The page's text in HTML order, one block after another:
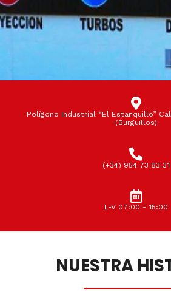
Polígono Industrial “El Estanquillo”
(Burguillos)
(+34) 954 73 83 31
L-V 07:00 - 15:00
NUESTRA